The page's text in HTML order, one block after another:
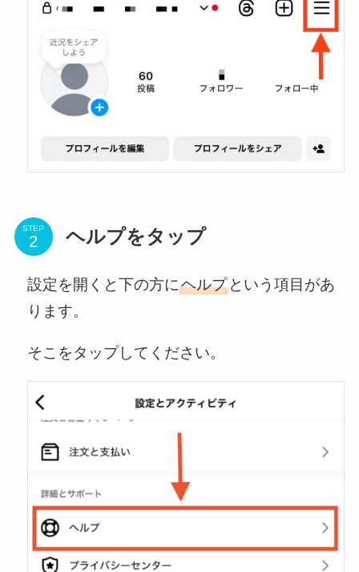
STEP ヘルプをタップ
設定を開くと下の方にヘルプという項目があ
ります。
そこをタップしてください。